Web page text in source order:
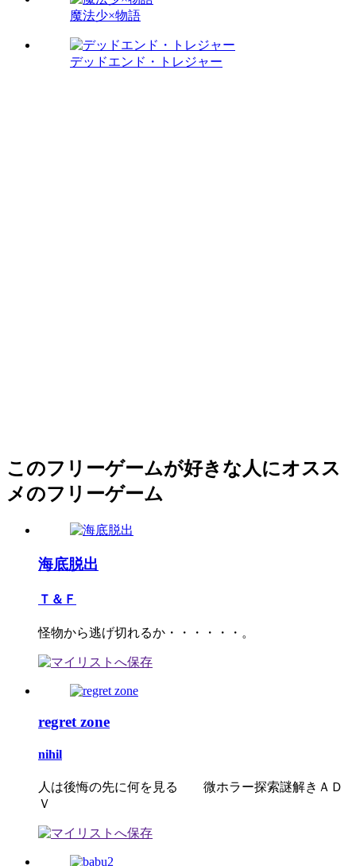
魔法少×物語
デッドエンド・トレジャー
このフリーゲームが好きな人にオスス
メのフリーゲーム
海底脱出
Ｔ＆Ｆ
怪物から逃げ切れるか・・・・・・。
regret zone
nihil
人は後悔の先に何を見る 微ホラー探索謎解きＡＤ
Ｖ